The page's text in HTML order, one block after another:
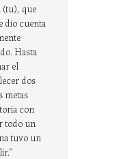
(tu), que
dio cuenta
Hasta
el
dos
metas
con
todo un
tuvo un